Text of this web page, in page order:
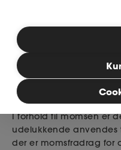
MitAse
Ase Selvstændig
Publiceret: 28. november
I forhold til momsen er
udelukkende anvendes
der er momsfradrag for